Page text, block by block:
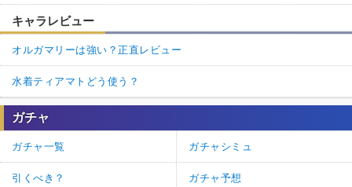
キャラレビュー
オルガマリーは強い？正直レビュー
水着ティアマトどう使う？
ガチャ
ガチャ一覧 ガチャシミュ
引くべき？ ガチャ予想